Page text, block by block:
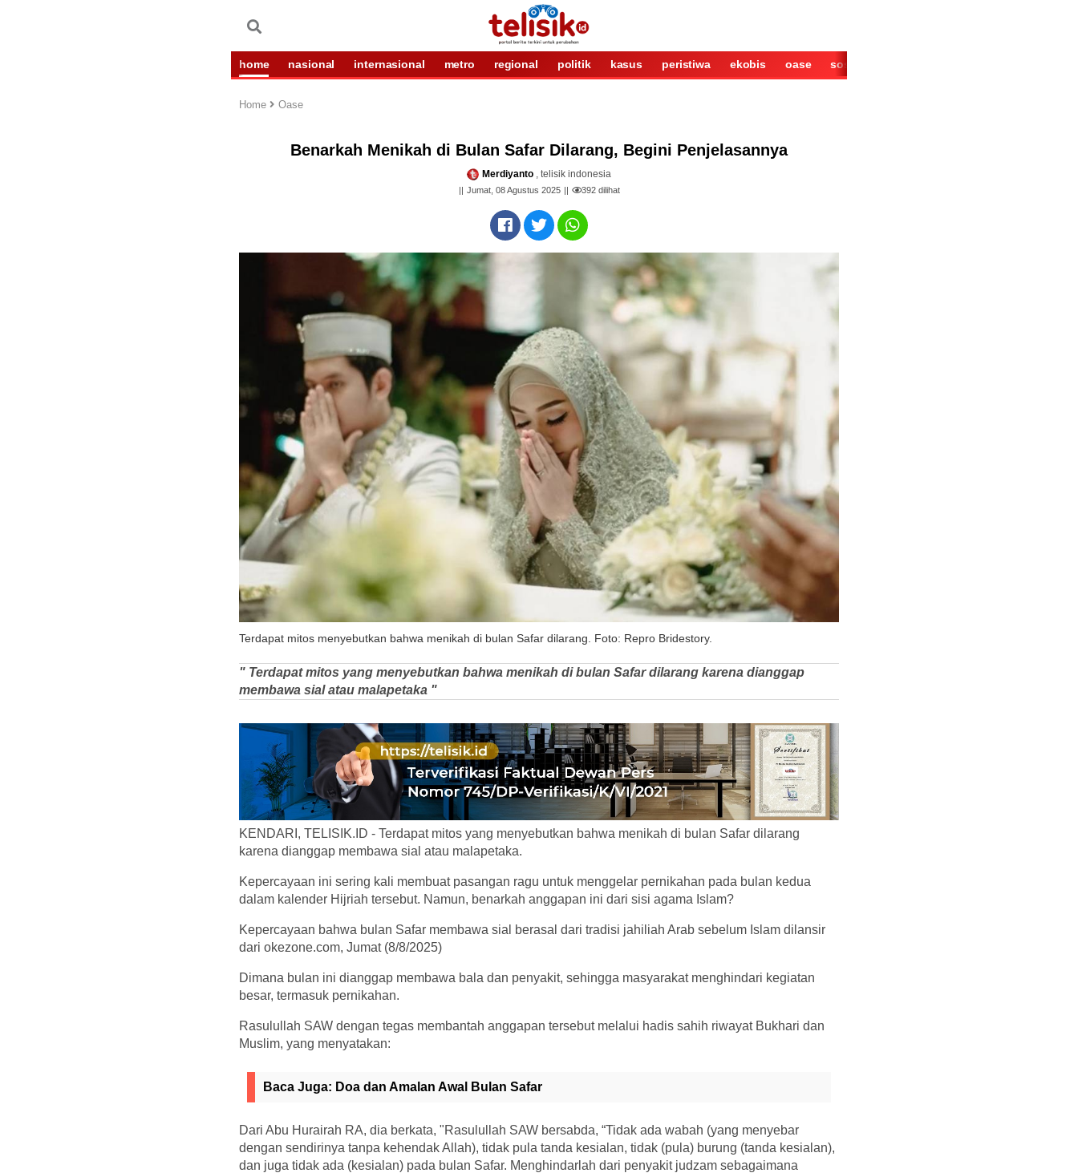
home nasional internasional metro regional politik kasus peristiwa ekobis oase sosok
Home Oase
Benarkah Menikah di Bulan Safar Dilarang, Begini Penjelasannya
Merdiyanto , telisik indonesia
Jumat, 08 Agustus 2025 392dilihat
Terdapat mitos menyebutkan bahwa menikah di bulan Safar dilarang. Foto: Repro Bridestory.
" Terdapat mitos yang menyebutkan bahwa menikah di bulan Safar dilarang karena dianggap
membawa sial atau malapetaka "
KENDARI, TELISIK.ID - Terdapat mitos yang menyebutkan bahwa menikah di bulan Safar dilarang
karena dianggap membawa sial atau malapetaka.
Kepercayaan ini sering kali membuat pasangan ragu untuk menggelar pernikahan pada bulan kedua
dalam kalender Hijriah tersebut. Namun, benarkah anggapan ini dari sisi agama Islam?
Kepercayaan bahwa bulan Safar membawa sial berasal dari tradisi jahiliah Arab sebelum Islam dilansir
dari okezone.com, Jumat (8/8/2025)
Dimana bulan ini dianggap membawa bala dan penyakit, sehingga masyarakat menghindari kegiatan
besar, termasuk pernikahan.
Rasulullah SAW dengan tegas membantah anggapan tersebut melalui hadis sahih riwayat Bukhari dan
Muslim, yang menyatakan:
Baca Juga: Doa dan Amalan Awal Bulan Safar
Dari Abu Hurairah RA, dia berkata, "Rasulullah SAW bersabda, “Tidak ada wabah (yang menyebar
dengan sendirinya tanpa kehendak Allah), tidak pula tanda kesialan, tidak (pula) burung (tanda kesialan),
dan juga tidak ada (kesialan) pada bulan Safar. Menghindarlah dari penyakit judzam sebagaimana